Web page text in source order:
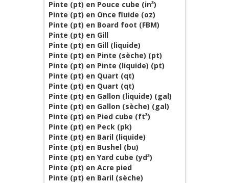
Pinte (pt) en Pouce cube (in³)
Pinte (pt) en Once fluide (oz)
Pinte (pt) en Board foot (FBM)
Pinte (pt) en Gill
Pinte (pt) en Gill (liquide)
Pinte (pt) en Pinte (sèche) (pt)
Pinte (pt) en Pinte (liquide) (pt)
Pinte (pt) en Quart (qt)
Pinte (pt) en Quart (qt)
Pinte (pt) en Gallon (liquide) (gal)
Pinte (pt) en Gallon (sèche) (gal)
Pinte (pt) en Pied cube (ft³)
Pinte (pt) en Peck (pk)
Pinte (pt) en Baril (liquide)
Pinte (pt) en Bushel (bu)
Pinte (pt) en Yard cube (yd³)
Pinte (pt) en Acre pied
Pinte (pt) en Baril (sèche)